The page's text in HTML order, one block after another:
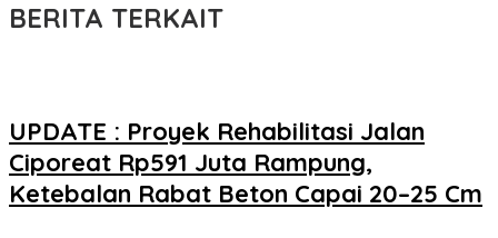
BERITA TERKAIT
UPDATE : Proyek Rehabilitasi Jalan
Ciporeat Rp591 Juta Rampung,
Ketebalan Rabat Beton Capai 20–25 Cm